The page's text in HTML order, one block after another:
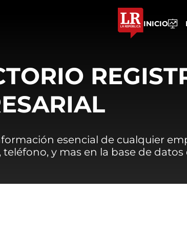
INICIO
esencial de cualquier
teléfono, y mas en la base de